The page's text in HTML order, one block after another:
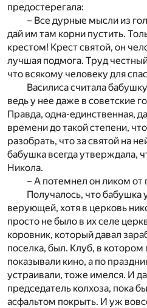
предостерегала:
– Все дурные мысли из
дай им там корни пустить.
крестом! Крест святой, он
лучшая подмога. Труд
что всякому человеку для
Василиса считала
ведь у нее даже в советские
Правда, одна-единственная,
времени до такой степени,
разобрать, что за святой на
бабушка всегда утверждала,
Никола.
– А потемнел он ликом от
Получалось, что бабушка
верующей, хотя в церковь
просто не было в их селе
коровник, который давал
поселка, был. Клуб, в
показывали кино, а по
устраивали, тоже имелся. И
председатель колхоза, пока
асфальтом покрыть. И уж